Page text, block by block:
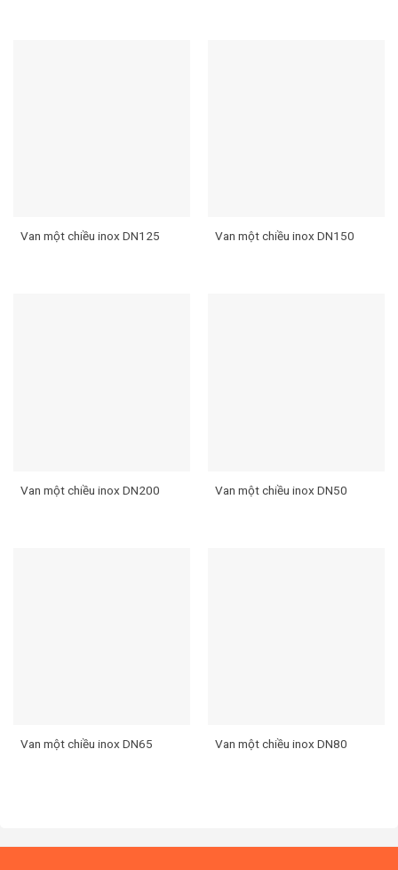
Van một chiều inox DN125 Van một chiều inox DN150
Van một chiều inox DN200 Van một chiều inox DN50
Van một chiều inox DN65 Van một chiều inox DN80